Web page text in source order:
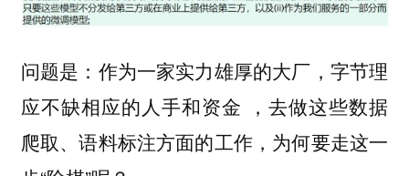
问题是：作为一家实力雄厚的大厂，字节理
应不缺相应的人手和资金 ，去做这些数据
爬取、语料标注方面的工作，为何要走这一